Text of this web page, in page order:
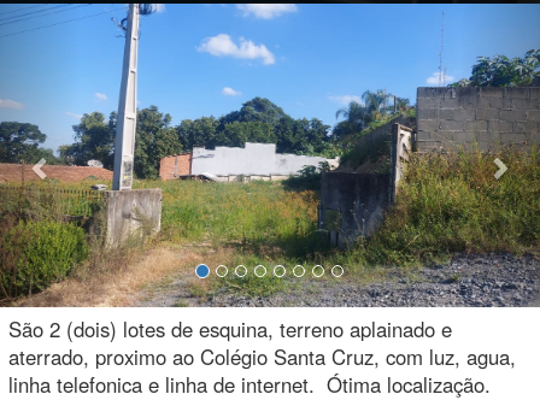
Previous
São 2 (dois) lotes de esquina, terreno aplainado e
aterrado, proximo ao Colégio Santa Cruz, com luz, agua,
linha telefonica e linha de internet. Ótima localização.